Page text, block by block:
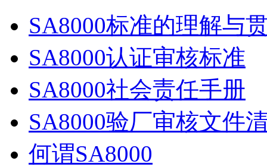
SA8000标准的理解与
SA8000认证审核标准
SA8000社会责任手册
SA8000验厂审核文件
何谓SA8000